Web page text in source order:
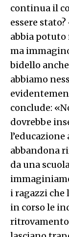
continua il
essere
abbia potuto
ma
bidello
abbiamo
conclude:
dovrebbe
abbandona
da una
i ragazzi che
in corso le